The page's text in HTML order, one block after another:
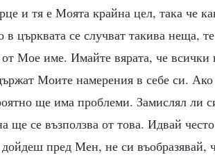
и тя е Моята крайна цел, така че
в църквата се случват такива неща,
от Мое име. Имайте вярата, че
Моите намерения в себе си.
ще има проблеми. Замислял ли
ще се възползва от това. Идвай
пред Мен, не си